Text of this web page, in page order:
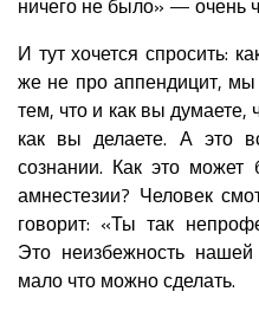
И тут хочется спросить:
же не про аппендицит,
тем, что и как вы думаете,
как вы делаете. А это
сознании. Как это может
амнестезии? Человек
говорит: «Ты так
Это неизбежность
мало что можно сделать.